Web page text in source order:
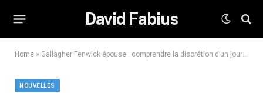
David Fabius
Home » Gallagher Fenwick épouse : comprendre la discrétion d’un journaliste au parcours exceptionnel
NOUVELLES